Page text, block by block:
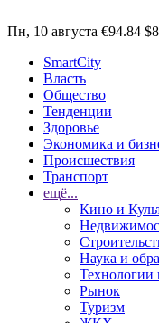
Пн, 10 августа €94.84
SmartCity
Власть
Общество
Тенденции
Здоровье
Экономика и
Происшествия
Транспорт
ещё...
Кино и
Наука и
Технологии
Рынок
Туризм